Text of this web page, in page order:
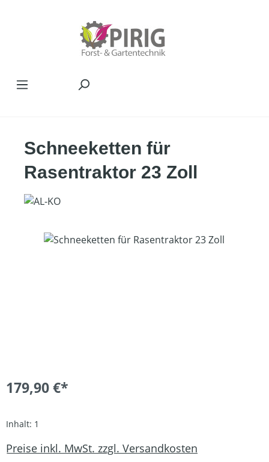
Schneeketten für
Rasentraktor 23 Zoll
Bildergalerie überspringen
179,90 €*
Inhalt: 1
Preise inkl. MwSt. zzgl. Versandkosten